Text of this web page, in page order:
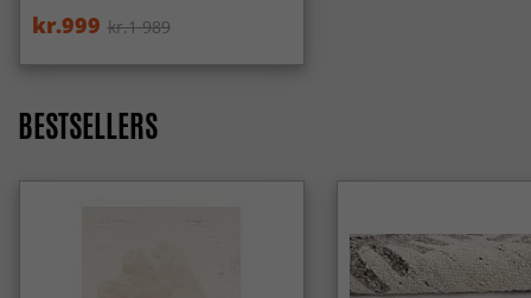
kr.999 kr.1 989
BESTSELLERS